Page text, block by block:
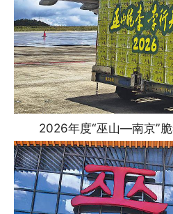
2026年度“巫山—南京”